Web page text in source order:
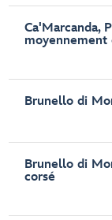
Ca'Marcanda,
moyennement
Brunello di
Brunello di
corsé